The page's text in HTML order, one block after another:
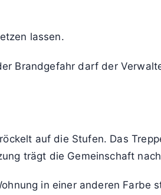
lassen.
Brandgefahr darf der
auf die Stufen. Das
trägt die Gemeinschaft
in einer anderen Farbe